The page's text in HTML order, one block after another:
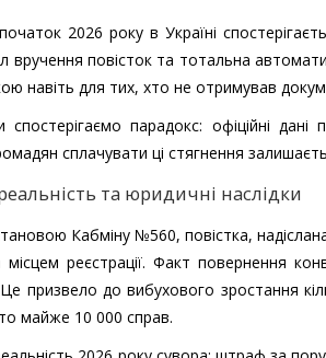
2026 року в Україні
вручення повісток та тотальна
навіть для тих, хто не отримував
спостерігаємо парадокс: офіційні
сплачувати ці стягнення
та юридичні наслідки
Кабміну №560, повістка,
місцем реєстрації. Факт повернення
призвело до вибухового зростання
майже 10 000 справ.